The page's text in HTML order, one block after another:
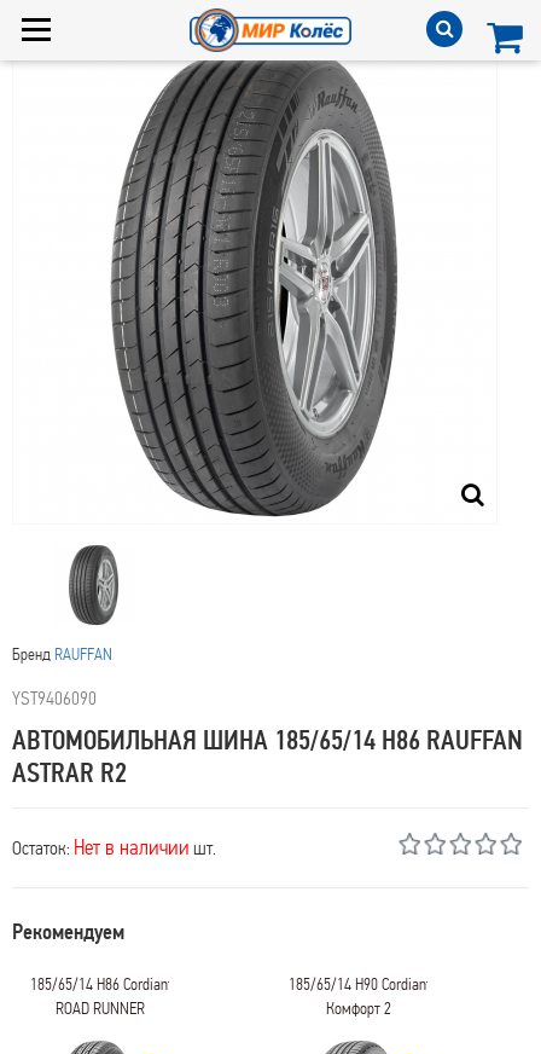
Бренд RAUFFAN
YST9406090
АВТОМОБИЛЬНАЯ ШИНА 185/65/14 H86 RAUFFAN
ASTRAR R2
Остаток: Нет в наличии шт.
Рекомендуем
185/65/14 H86 Cordiant
ROAD RUNNER
185/65/14 H90 Cordiant
Комфорт 2